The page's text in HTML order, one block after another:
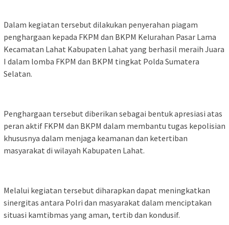
Dalam kegiatan tersebut dilakukan penyerahan piagam
penghargaan kepada FKPM dan BKPM Kelurahan Pasar Lama
Kecamatan Lahat Kabupaten Lahat yang berhasil meraih Juara
I dalam lomba FKPM dan BKPM tingkat Polda Sumatera
Selatan.
Penghargaan tersebut diberikan sebagai bentuk apresiasi atas
peran aktif FKPM dan BKPM dalam membantu tugas kepolisian
khususnya dalam menjaga keamanan dan ketertiban
masyarakat di wilayah Kabupaten Lahat.
Melalui kegiatan tersebut diharapkan dapat meningkatkan
sinergitas antara Polri dan masyarakat dalam menciptakan
situasi kamtibmas yang aman, tertib dan kondusif.